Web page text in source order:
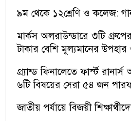
৯ম থেকে ১২শ্রেণি ও কলেজ:
মার্কস অলরাউন্ডারে ৩টি
টাকার বেশি মূল্যমানের উপহার
গ্র্যান্ড ফিনালেতে ফার্স্ট
৬টি বিষয়ের সেরা ৫৪ জন
জাতীয় পর্যায়ে বিজয়ী